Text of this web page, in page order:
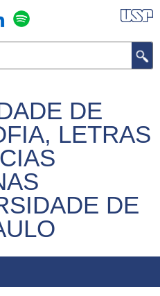
DE
LETRAS
DE